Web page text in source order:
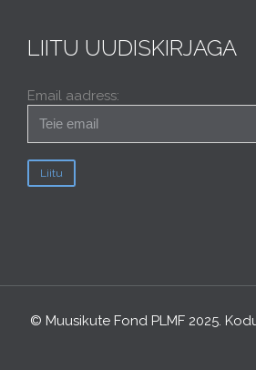
LIITU UUDISKIRJAGA
Email aadress:
© Muusikute Fond PLMF 2025.